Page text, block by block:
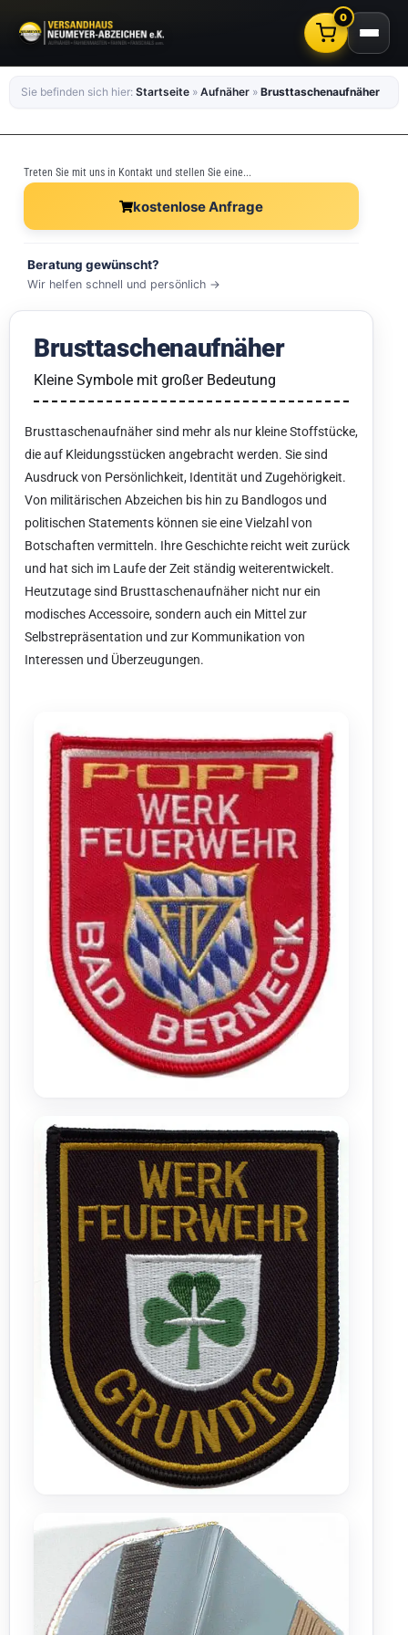
0
Sie befinden sich hier: Startseite » Aufnäher » Brusttaschenaufnäher
Treten Sie mit uns in Kontakt und stellen Sie eine...
kostenlose Anfrage
Beratung gewünscht?
Wir helfen schnell und persönlich →
Brusttaschenaufnäher
Kleine Symbole mit großer Bedeutung
Brusttaschenaufnäher sind mehr als nur kleine Stoffstücke,
die auf Kleidungsstücken angebracht werden. Sie sind
Ausdruck von Persönlichkeit, Identität und Zugehörigkeit.
Von militärischen Abzeichen bis hin zu Bandlogos und
politischen Statements können sie eine Vielzahl von
Botschaften vermitteln. Ihre Geschichte reicht weit zurück
und hat sich im Laufe der Zeit ständig weiterentwickelt.
Heutzutage sind Brusttaschenaufnäher nicht nur ein
modisches Accessoire, sondern auch ein Mittel zur
Selbstrepräsentation und zur Kommunikation von
Interessen und Überzeugungen.